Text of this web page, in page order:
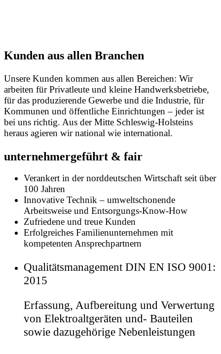
Kunden aus allen Branchen
Unsere Kunden kommen aus allen Bereichen: Wir
arbeiten für Privatleute und kleine Handwerksbetriebe,
für das produzierende Gewerbe und die Industrie, für
Kommunen und öffentliche Einrichtungen – jeder ist
bei uns richtig. Aus der Mitte Schleswig-Holsteins
heraus agieren wir national wie international.
unternehmergeführt & fair
Verankert in der norddeutschen Wirtschaft seit über
100 Jahren
Innovative Technik – umweltschonende
Arbeitsweise und Entsorgungs-Know-How
Zufriedene und treue Kunden
Erfolgreiches Familienunternehmen mit
kompetenten Ansprechpartnern
Qualitätsmanagement DIN EN ISO 9001:
2015
Erfassung, Aufbereitung und Verwertung
von Elektroaltgeräten und- Bauteilen
sowie dazugehörige Nebenleistungen